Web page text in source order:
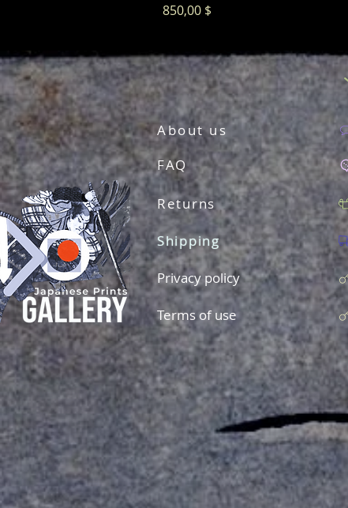
Preis
850,00 $
About us
FAQ
Returns
Shipping
Privacy policy
Terms of use